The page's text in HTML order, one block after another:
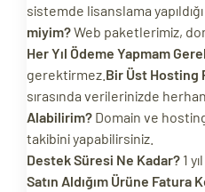
sistemde lisanslama
miyim?Web paketlerimiz,
Her Yıl Ödeme Yapmam
gerektirmez. Bir Üst Hosting
sırasında verilerinizde
Alabilirim? Domain ve
takibini yapabilirsiniz.
Destek Süresi Ne Kadar? 1
Satın Aldığım Ürüne Fatura